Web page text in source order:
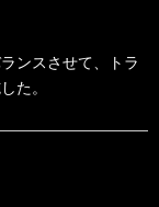
ンスさせて、トラ
た。